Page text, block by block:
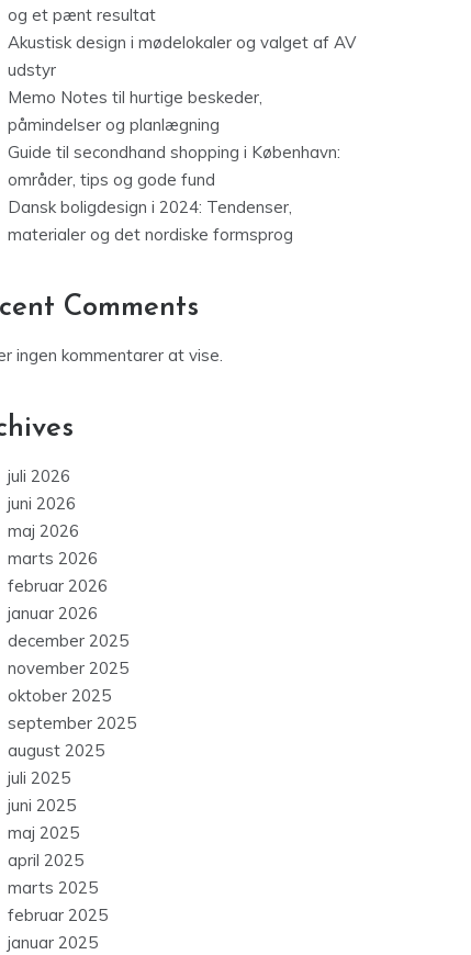
og et pænt resultat
Akustisk design i mødelokaler og valget af AV
udstyr
Memo Notes til hurtige beskeder,
påmindelser og planlægning
Guide til secondhand shopping i København:
områder, tips og gode fund
Dansk boligdesign i 2024: Tendenser,
materialer og det nordiske formsprog
Comments
ingen kommentarer at vise.
juli 2026
juni 2026
maj 2026
marts 2026
februar 2026
januar 2026
december 2025
november 2025
oktober 2025
september 2025
august 2025
juli 2025
juni 2025
maj 2025
april 2025
marts 2025
februar 2025
januar 2025